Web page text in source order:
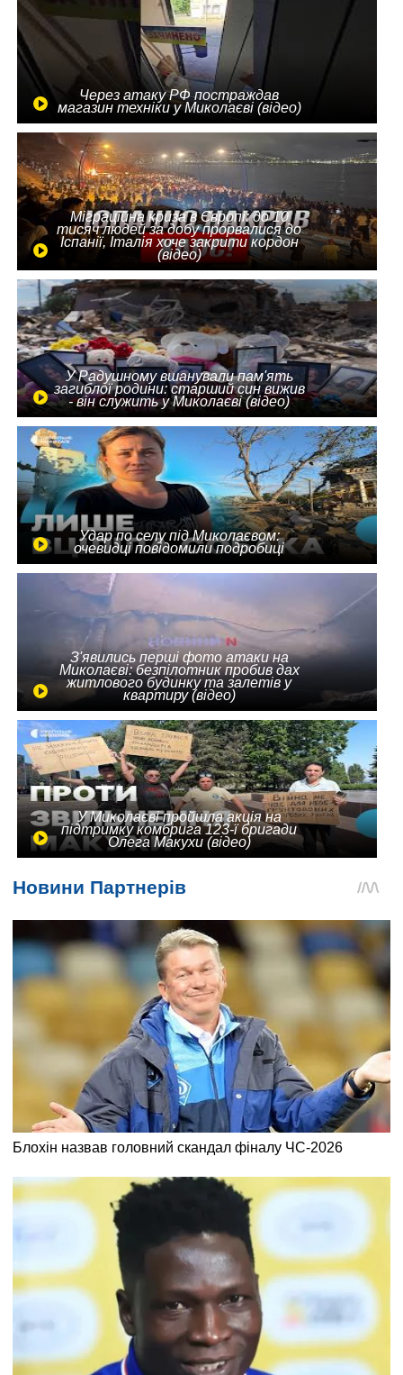
Через атаку РФ постраждав
магазин техніки у Миколаєві (відео)
Міграційна криза в Європі: до 10
тисяч людей за добу прорвалися до
Іспанії, Італія хоче закрити кордон
(відео)
У Радушному вшанували пам'ять
загиблої родини: старший син вижив
- він служить у Миколаєві (відео)
Удар по селу під Миколаєвом:
очевидці повідомили подробиці
З'явились перші фото атаки на
Миколаєві: безпілотник пробив дах
житлового будинку та залетів у
квартиру (відео)
У Миколаєві пройшла акція на
підтримку комбрига 123-ї бригади
Олега Макухи (відео)